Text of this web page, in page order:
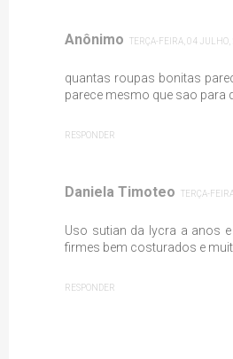
Anônimo TERÇA-FEIRA, 04
quantas roupas bonitas
parece mesmo que sao
RESPONDER
Daniela Timoteo TERÇA-
Uso sutian da lycra a anos
firmes bem costurados e
RESPONDER